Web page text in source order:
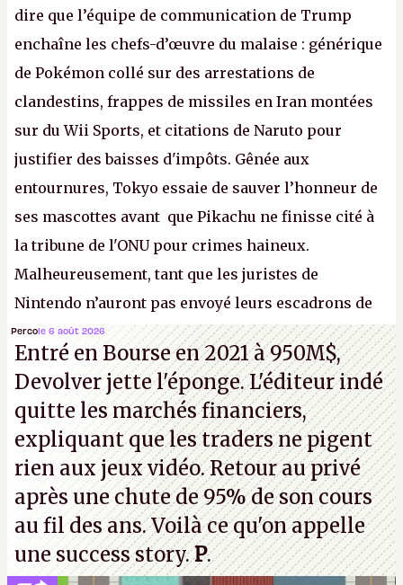
dire que l’équipe de communication de Trump
enchaîne les chefs-d’œuvre du malaise : générique
de Pokémon collé sur des arrestations de
clandestins, frappes de missiles en Iran montées
sur du Wii Sports, et citations de Naruto pour
justifier des baisses d'impôts. Gênée aux
entournures, Tokyo essaie de sauver l’honneur de
ses mascottes avant que Pikachu ne finisse cité à
la tribune de l'ONU pour crimes haineux.
Malheureusement, tant que les juristes de
Nintendo n’auront pas envoyé leurs escadrons de
la mort judiciaires pour distribuer du copyright
strike à tour de bras, l'Oncle Sam continuera
d'étaler sa confiture intellectuelle sur vos
souvenirs d'enfance.P.
Percole 6 août 2026
Entré en Bourse en 2021 à 950M$,
Devolver jette l'éponge. L'éditeur indé
quitte les marchés financiers,
expliquant que les traders ne pigent
rien aux jeux vidéo. Retour au privé
après une chute de 95% de son cours
au fil des ans. Voilà ce qu'on appelle
une success story.P.